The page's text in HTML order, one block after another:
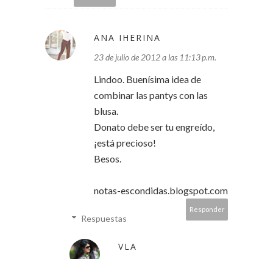
ANA IHERINA
23 de julio de 2012 a las 11:13 p.m.
Lindoo. Buenísima idea de
combinar las pantys con las
blusa.
Donato debe ser tu engreído,
¡está precioso!
Besos.
notas-escondidas.blogspot.com
Responder
Respuestas
VLA